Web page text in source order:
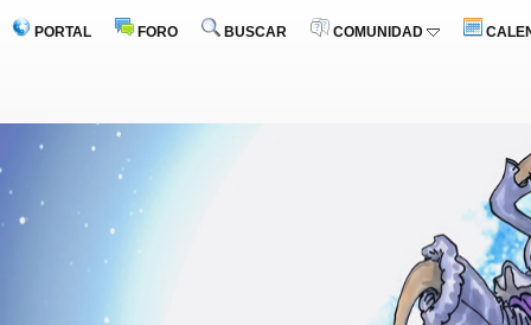
PORTAL FORO BUSCAR COMUNIDAD